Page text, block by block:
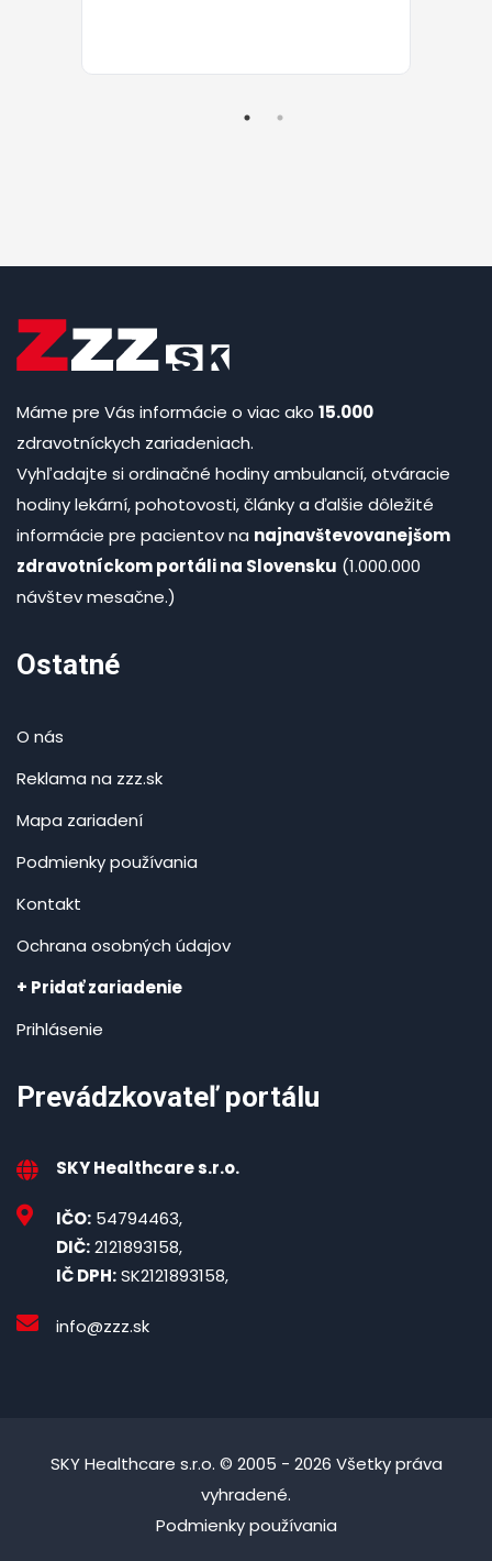
Máme pre Vás informácie o viac ako 15.000
zdravotníckych zariadeniach.
Vyhľadajte si ordinačné hodiny ambulancií, otváracie
hodiny lekární, pohotovosti, články a ďalšie dôležité
informácie pre pacientov na najnavštevovanejšom
zdravotníckom portáli na Slovensku (1.000.000
návštev mesačne.)
Ostatné
O nás
Reklama na zzz.sk
Mapa zariadení
Podmienky používania
Kontakt
Ochrana osobných údajov
+ Pridať zariadenie
Prihlásenie
Prevádzkovateľ portálu
SKY Healthcare s.r.o.
IČO: 54794463,
DIČ:2121893158,
IČ DPH:SK2121893158,
info@zzz.sk
SKY Healthcare s.r.o. © 2005 - 2026 Všetky práva
vyhradené.
Podmienky používania